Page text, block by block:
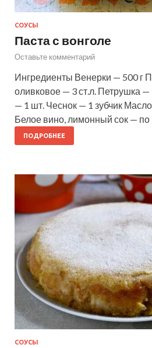
СОУСЫ
Паста с вонголе
Оставьте комментарий
Ингредиенты Венерки — 500 г
оливковое — 3 ст.л. Петрушка —
— 1 шт. Чеснок — 1 зубчик
Белое вино, лимонный сок — по
ПОДРОБНЕЕ
СОУСЫ